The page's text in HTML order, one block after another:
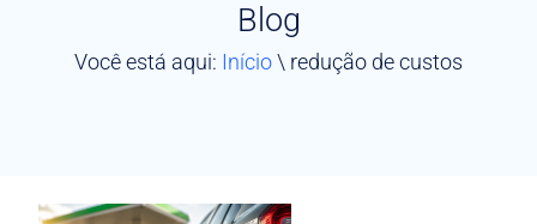
Blog
Você está aqui: Início\ redução de custos